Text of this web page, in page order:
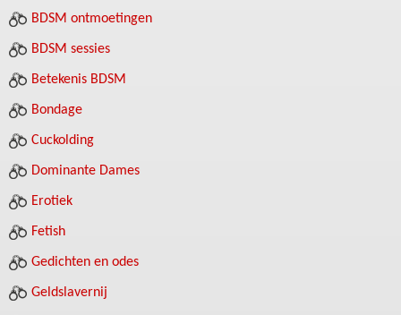
BDSM ontmoetingen
BDSM sessies
Betekenis BDSM
Bondage
Cuckolding
Dominante Dames
Erotiek
Fetish
Gedichten en odes
Geldslavernij